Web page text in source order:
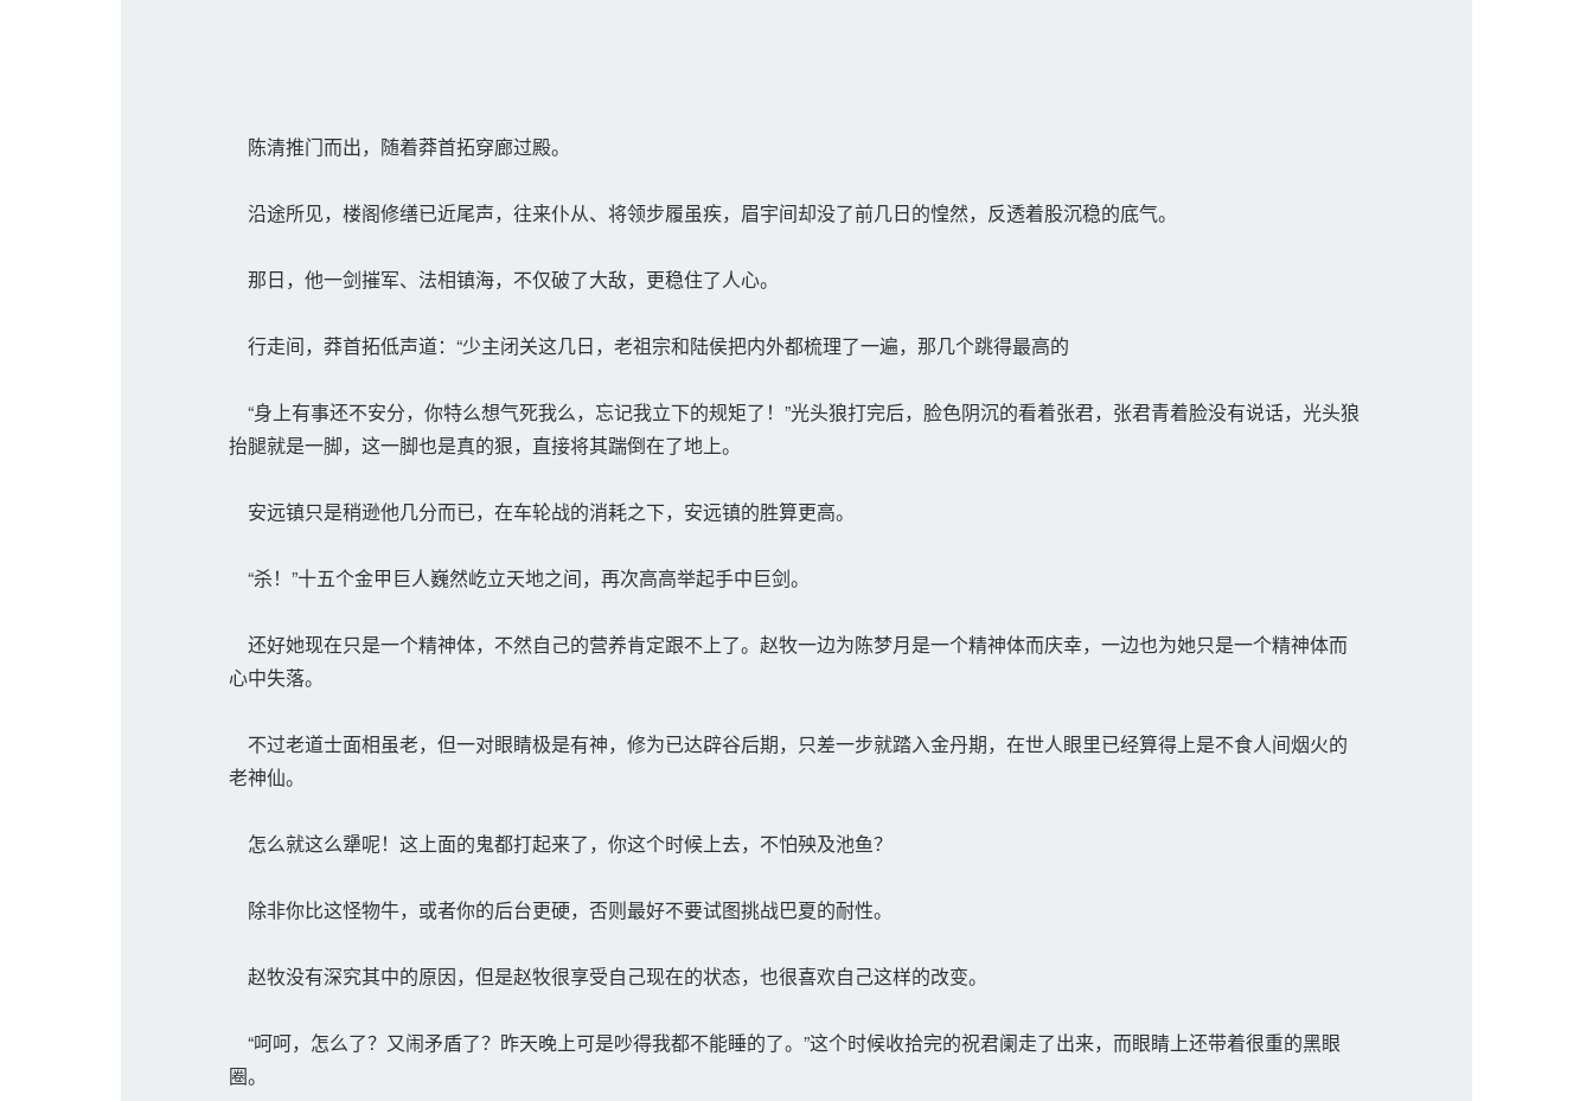
陈清推门而出，随着莽首拓穿廊过殿。
沿途所见，楼阁修缮已近尾声，往来仆从、将领步履虽疾，眉宇间却没了前几日的惶然，反透着股沉稳的底气。
那日，他一剑摧军、法相镇海，不仅破了大敌，更稳住了人心。
行走间，莽首拓低声道：“少主闭关这几日，老祖宗和陆侯把内外都梳理了一遍，那几个跳得最高的
“身上有事还不安分，你特么想气死我么，忘记我立下的规矩了！”光头狼打完后，脸色阴沉的看着张君，张君青着脸没有说话，光头狼
抬腿就是一脚，这一脚也是真的狠，直接将其踹倒在了地上。
安远镇只是稍逊他几分而已，在车轮战的消耗之下，安远镇的胜算更高。
“杀！”十五个金甲巨人巍然屹立天地之间，再次高高举起手中巨剑。
还好她现在只是一个精神体，不然自己的营养肯定跟不上了。赵牧一边为陈梦月是一个精神体而庆幸，一边也为她只是一个精神体而
心中失落。
不过老道士面相虽老，但一对眼睛极是有神，修为已达辟谷后期，只差一步就踏入金丹期，在世人眼里已经算得上是不食人间烟火的
老神仙。
怎么就这么犟呢！这上面的鬼都打起来了，你这个时候上去，不怕殃及池鱼？
除非你比这怪物牛，或者你的后台更硬，否则最好不要试图挑战巴夏的耐性。
赵牧没有深究其中的原因，但是赵牧很享受自己现在的状态，也很喜欢自己这样的改变。
“呵呵，怎么了？又闹矛盾了？昨天晚上可是吵得我都不能睡的了。”这个时候收拾完的祝君阑走了出来，而眼睛上还带着很重的黑眼
圈。